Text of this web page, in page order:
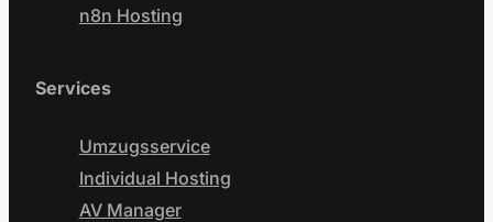
n8n Hosting
Services
Umzugsservice
Individual Hosting
AV Manager